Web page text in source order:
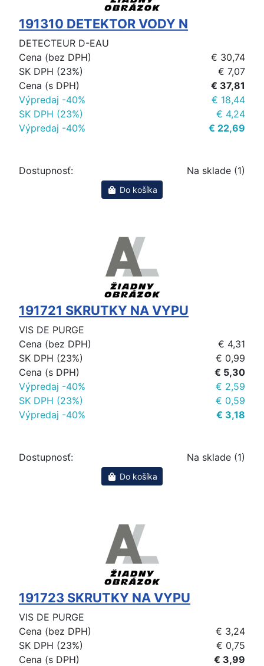
191310 DETEKTOR VODY N
DETECTEUR D-EAU
Cena (bez DPH)
€ 30,74
SK DPH (23%)
€ 7,07
Cena (s DPH)
€ 37,81
Výpredaj -40%
€ 18,44
SK DPH (23%)
€ 4,24
Výpredaj -40%
€ 22,69
Dostupnosť: Na sklade (1)
Do košíka
191721 SKRUTKY NA VYPU
VIS DE PURGE
Cena (bez DPH)
€ 4,31
SK DPH (23%)
€ 0,99
Cena (s DPH)
€ 5,30
Výpredaj -40%
€ 2,59
SK DPH (23%)
€ 0,59
Výpredaj -40%
€ 3,18
Dostupnosť: Na sklade (1)
Do košíka
191723 SKRUTKY NA VYPU
VIS DE PURGE
Cena (bez DPH)
€ 3,24
SK DPH (23%)
€ 0,75
Cena (s DPH)
€ 3,99